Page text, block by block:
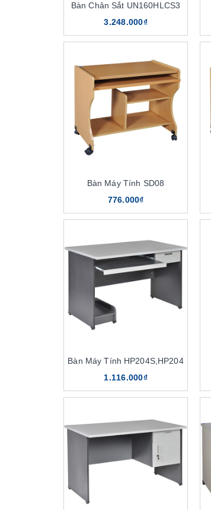
Bàn Chân Sắt UN160HLCS3
3.248.000₫
Bàn Máy Tính SD08
776.000₫
Bàn Máy Tính HP204S,HP204
1.116.000₫